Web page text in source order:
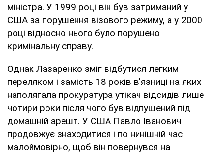
міністра. У 1999 році він був затриманий у
США за порушення візового режиму, а у 2000
році відносно нього було порушено
кримінальну справу.
Однак Лазаренко зміг відбутися легким
переляком і замість 18 років в'язниці на яких
наполягала прокуратура утікач відсидів лише
чотири роки після чого був відпущений під
домашній арешт. У США Павло Іванович
продовжує знаходитися і по нинішній час і
малоймовірно, щоб він повернувся на